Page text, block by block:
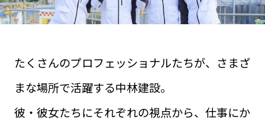
たくさんのプロフェッショナルたちが、さまざ
まな場所で活躍する中林建設。
彼・彼女たちにそれぞれの視点から、仕事にか